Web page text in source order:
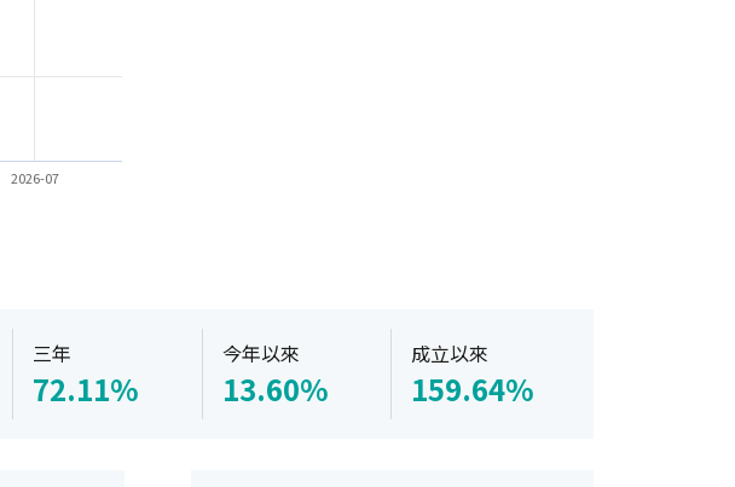
2026-07
三年
72.11%
今年以來
13.60%
成立以來
159.64%